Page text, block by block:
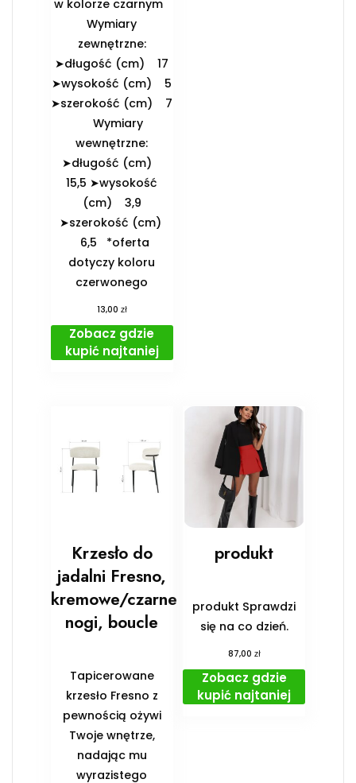
w kolorze czarnym
️Wymiary
zewnętrzne:
➤długość (cm) 17
➤wysokość (cm) 5
➤szerokość (cm) 7
️Wymiary
wewnętrzne:
➤długość (cm)
15,5 ➤wysokość
(cm) 3,9
➤szerokość (cm)
6,5 *oferta
dotyczy koloru
czerwonego
13,00 zł
Zobacz gdzie
kupić najtaniej
Krzesło do
jadalni Fresno,
kremowe/czarne
nogi, boucle
Tapicerowane
krzesło Fresno z
pewnością ożywi
Twoje wnętrze,
nadając mu
wyrazistego
produkt
produkt Sprawdzi
się na co dzień.
87,00 zł
Zobacz gdzie
kupić najtaniej